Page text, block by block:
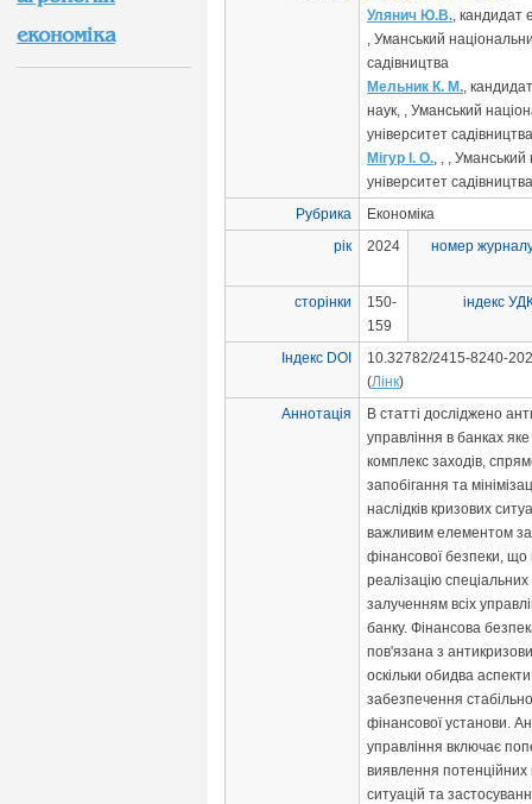
Улянич Ю.В., кандидат
, Уманський
садівництва
Мельник К. М.,
наук, , Уманський
університет садівництва
Мігур І. О., , , Уманський
університет садівництва
Рубрика
Економіка
рік
2024 номер
сторінки
150-
159
індекс
Індекс DOI
10.32782/2415-8240-
(Лінк)
Аннотація
В статті досліджено
управління в банках
комплекс заходів,
запобігання та
наслідків кризових
важливим елементом
фінансової безпеки,
реалізацію
залученням всіх
банку. Фінансова
пов'язана з
оскільки обидва
забезпечення
фінансової установи.
управління включає
виявлення потенційних
ситуацій та
економіка